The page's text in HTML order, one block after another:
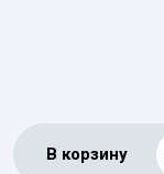
В корзину